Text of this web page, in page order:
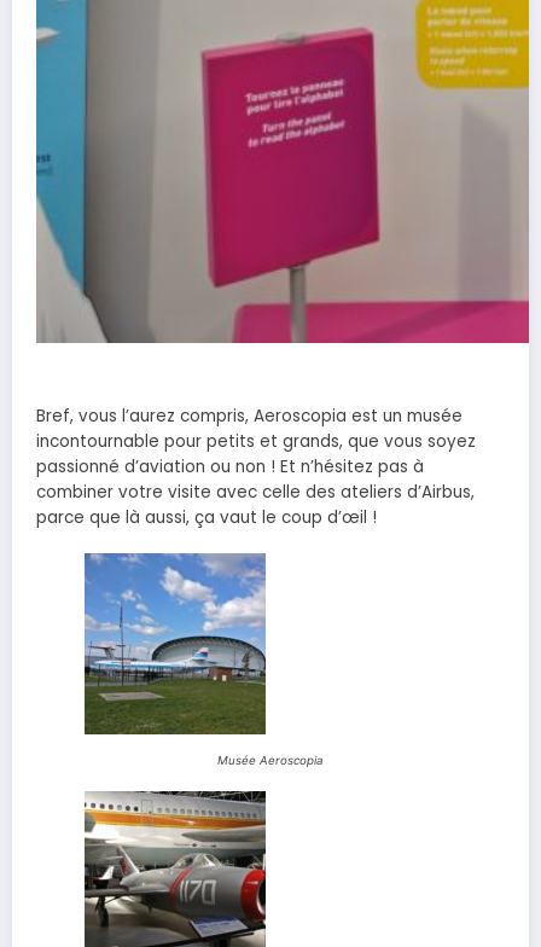
Bref, vous l’aurez compris, Aeroscopia est un musée
incontournable pour petits et grands, que vous soyez
passionné d’aviation ou non ! Et n’hésitez pas à
combiner votre visite avec celle des ateliers d’Airbus,
parce que là aussi, ça vaut le coup d’œil !
Musée Aeroscopia